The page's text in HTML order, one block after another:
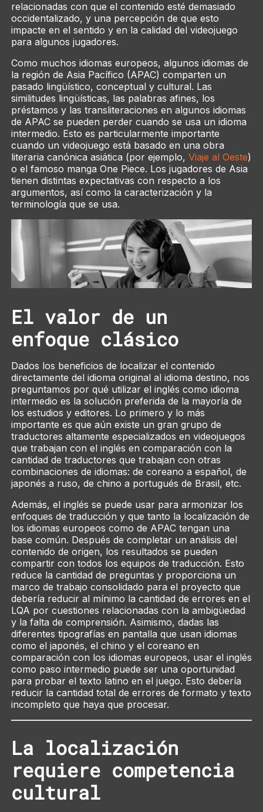
relacionadas con que el contenido esté demasiado
occidentalizado, y una percepción de que esto
impacte en el sentido y en la calidad del videojuego
para algunos jugadores.
Como muchos idiomas europeos, algunos idiomas de
la región de Asia Pacífico (APAC) comparten un
pasado lingüístico, conceptual y cultural. Las
similitudes lingüísticas, las palabras afines, los
préstamos y las transliteraciones en algunos idiomas
de APAC se pueden perder cuando se usa un idioma
intermedio. Esto es particularmente importante
cuando un videojuego está basado en una obra
literaria canónica asiática (por ejemplo, Viaje al Oeste)
o el famoso manga One Piece. Los jugadores de Asia
tienen distintas expectativas con respecto a los
argumentos, así como la caracterización y la
terminología que se usa.
El valor de un
enfoque clásico
Dados los beneficios de localizar el contenido
directamente del idioma original al idioma destino, nos
preguntamos por qué utilizar el inglés como idioma
intermedio es la solución preferida de la mayoría de
los estudios y editores. Lo primero y lo más
importante es que aún existe un gran grupo de
traductores altamente especializados en videojuegos
que trabajan con el inglés en comparación con la
cantidad de traductores que trabajan con otras
combinaciones de idiomas: de coreano a español, de
japonés a ruso, de chino a portugués de Brasil, etc.
Además, el inglés se puede usar para armonizar los
enfoques de traducción y que tanto la localización de
los idiomas europeos como de APAC tengan una
base común. Después de completar un análisis del
contenido de origen, los resultados se pueden
compartir con todos los equipos de traducción. Esto
reduce la cantidad de preguntas y proporciona un
marco de trabajo consolidado para el proyecto que
debería reducir al mínimo la cantidad de errores en el
LQA por cuestiones relacionadas con la ambigüedad
y la falta de comprensión. Asimismo, dadas las
diferentes tipografías en pantalla que usan idiomas
como el japonés, el chino y el coreano en
comparación con los idiomas europeos, usar el inglés
como paso intermedio puede ser una oportunidad
para probar el texto latino en el juego. Esto debería
reducir la cantidad total de errores de formato y texto
incompleto que haya que procesar.
La localización
requiere competencia
cultural